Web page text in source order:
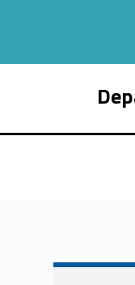
primary-88084-21